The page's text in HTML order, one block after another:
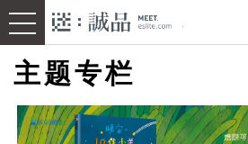
主题专栏